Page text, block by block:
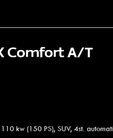
Comfort A/T
kw (150 PS), SUV, 4st.